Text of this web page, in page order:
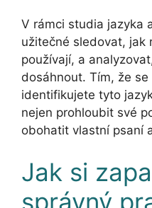
V rámci studia jazyka
užitečné sledovat, jak
používají, a
dosáhnout. Tím, že
identifikujete tyto
nejen prohloubit své
obohatit vlastní psaní
Jak si
správný